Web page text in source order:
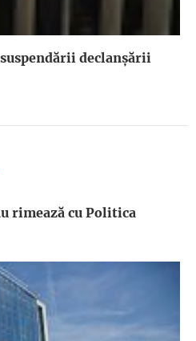
declanşării
rimează cu Politica